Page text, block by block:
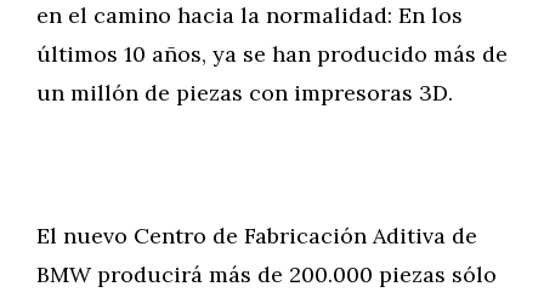
en el camino hacia la normalidad: En los
últimos 10 años, ya se han producido más de
un millón de piezas con impresoras 3D.
El nuevo Centro de Fabricación Aditiva de
BMW producirá más de 200.000 piezas sólo